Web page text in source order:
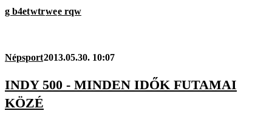
g b4etwtrwee rqw
Népsport2013.05.30. 10:07
INDY 500 - MINDEN IDŐK FUTAMAI
KÖZÉ